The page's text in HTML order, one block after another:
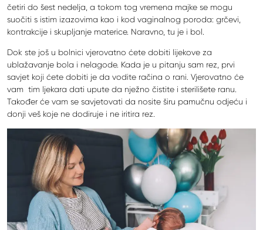
četiri do šest nedelja, a tokom tog vremena majke se mogu
suočiti s istim izazovima kao i kod vaginalnog poroda: grčevi,
kontrakcije i skupljanje materice. Naravno, tu je i bol.
Dok ste još u bolnici vjerovatno ćete dobiti lijekove za
ublažavanje bola i nelagode. Kada je u pitanju sam rez, prvi
savjet koji ćete dobiti je da vodite račina o rani. Vjerovatno će
vam tim ljekara dati upute da nježno čistite i sterilišete ranu.
Također će vam se savjetovati da nosite širu pamučnu odjeću i
donji veš koje ne dodiruje i ne iritira rez.